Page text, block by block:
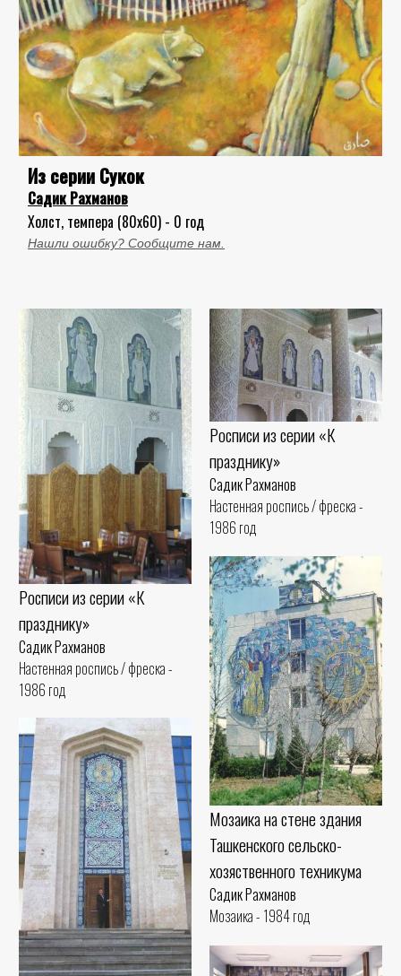
Из серии Сукок
Садик Рахманов
Холст, темпера (80x60) - 0 год
Нашли ошибку? Сообщите нам.
Росписи из серии «К
празднику»
Садик Рахманов
Настенная роспись / фреска -
1986 год
Росписи из серии «К
празднику»
Садик Рахманов
Настенная роспись / фреска -
1986 год
Мозаика на стене здания
Ташкенского сельско-
хозяственного техникума
Садик Рахманов
Мозаика - 1984 год